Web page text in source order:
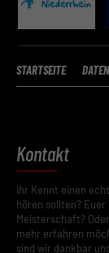
STARTSEITE
Kontakt
Ihr Kennt einen
hören sollten? Euer
Meisterschaft?
mehr erfahren
sind wir dankbar